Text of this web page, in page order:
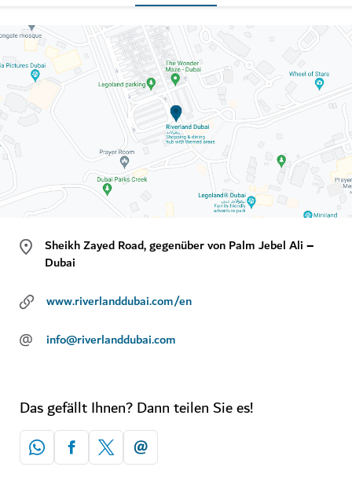
Sheikh Zayed Road, gegenüber von Palm Jebel Ali –
Dubai
www.riverlanddubai.com/en
@ info@riverlanddubai.com
Das gefällt Ihnen? Dann teilen Sie es!